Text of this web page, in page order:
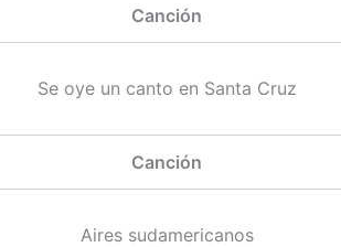
Canción
Se oye un canto en Santa Cruz
Canción
Aires sudamericanos